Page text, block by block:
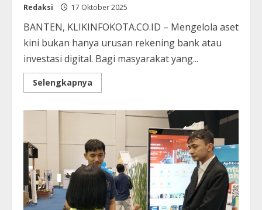
Redaksi 17 Oktober 2025
BANTEN, KLIKINFOKOTA.CO.ID – Mengelola aset
kini bukan hanya urusan rekening bank atau
investasi digital. Bagi masyarakat yang...
Selengkapnya